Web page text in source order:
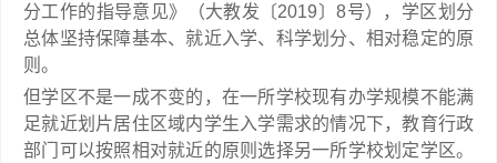
分工作的指导意见》（大教发〔2019〕8号），学区划分
总体坚持保障基本、就近入学、科学划分、相对稳定的原
则。
但学区不是一成不变的，在一所学校现有办学规模不能满
足就近划片居住区域内学生入学需求的情况下，教育行政
部门可以按照相对就近的原则选择另一所学校划定学区。